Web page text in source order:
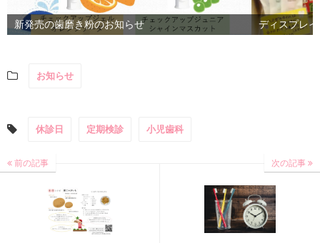
新発売の歯磨き粉のお知らせ ディスプレ
お知らせ
休診日 定期検診 小児歯科
前の記事 次の記事